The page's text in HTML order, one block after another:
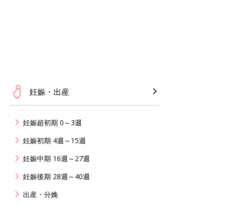
妊娠・出産
妊娠超初期 0～3週
妊娠初期 4週～15週
妊娠中期 16週～27週
妊娠後期 28週～40週
出産・分娩